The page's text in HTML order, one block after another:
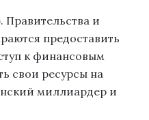
. Правительства и
предоставить
к финансовым
свои ресурсы на
миллиардер и